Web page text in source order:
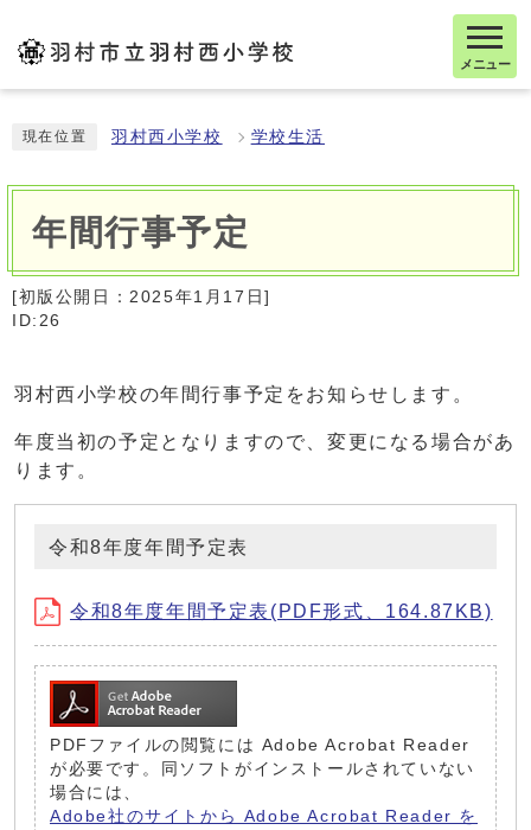
メニュー
現在位置 羽村西小学校 学校生活
年間行事予定
[初版公開日：2025年1月17日]
ID:26
羽村西小学校の年間行事予定をお知らせします。
年度当初の予定となりますので、変更になる場合があ
ります。
令和8年度年間予定表
令和8年度年間予定表(PDF形式、164.87KB)
PDFファイルの閲覧には Adobe Acrobat Reader
が必要です。同ソフトがインストールされていない
場合には、
Adobe社のサイトから Adobe Acrobat Reader を